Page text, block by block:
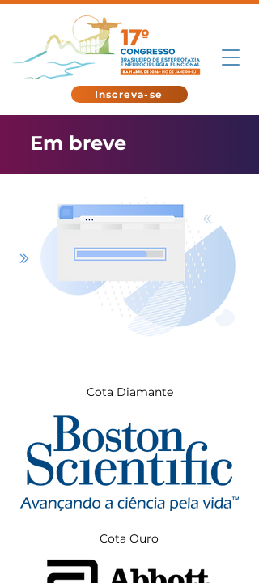
Inscreva-se
Em breve
Cota Diamante
Cota Ouro